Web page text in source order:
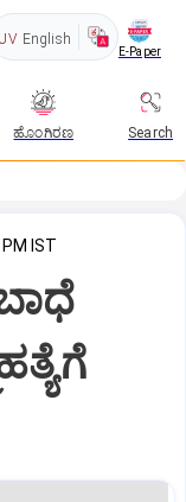
UV English
E-Paper
ಹೊಂಗಿರಣ Search
IST